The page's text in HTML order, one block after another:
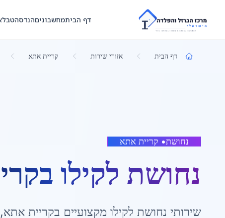
Skip to main content
דף הביתמחשבוניםהנדסה
דף הבית אזורי שירות קריית אתא
נחושת• קריית אתא
נחושת לקילו ב
שירותי נחושת לקילו מקצועיים בקריית אתא,